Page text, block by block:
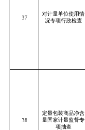
37
对计量单位使用情
况专项行政检查
38
定量包装商品净含
量国家计量监督专
项抽查